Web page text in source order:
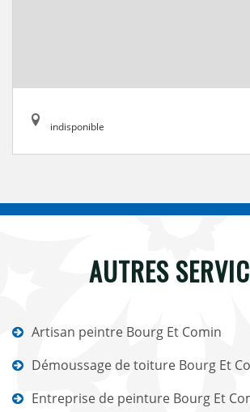
indisponible
AUTRES
Artisan peintre Bourg Et Comin
Démoussage de toiture Bourg Et
Entreprise de peinture Bourg Et